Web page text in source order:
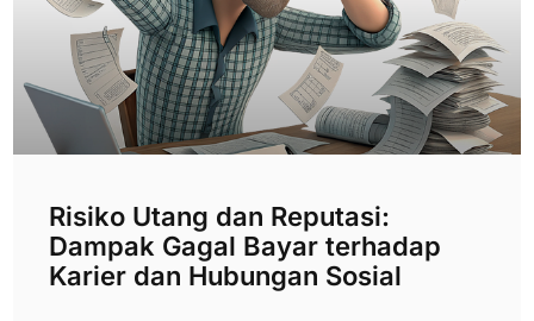
Risiko Utang dan Reputasi:
Dampak Gagal Bayar terhadap
Karier dan Hubungan Sosial